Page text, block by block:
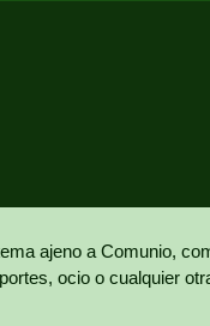
ajeno a Comunio,
ocio o cualquier